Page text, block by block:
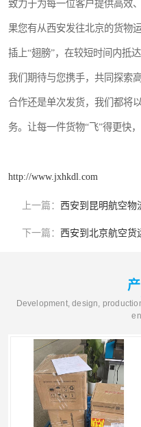
致力于为每一位客户提供高效
果您有从西安发往北京的货物
插上“翅膀”，在较短时间内抵达
我们期待与您携手，共同探索
合作还是单次发货，我们都将
务。让每一件货物“飞”得更快
http://www.jxhkdl.com
上一篇： 西安到昆明航空物
下一篇： 西安到北京航空货
Development, design,